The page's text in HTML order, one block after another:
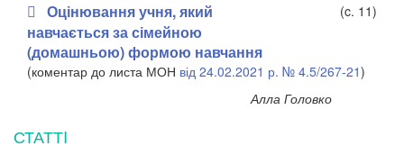
Оцінювання учня, який
навчається за сімейною
(домашньою) формою навчання
(c. 11)
(коментар до листа МОН від 24.02.2021 р. № 4.5/267-21)
Алла Головко
СТАТТI